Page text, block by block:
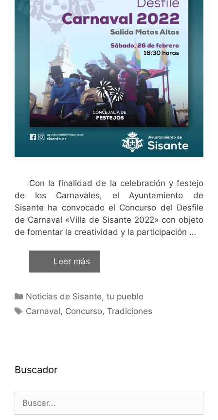
Con la finalidad de la celebración y festejo
de los Carnavales, el Ayuntamiento de
Sisante ha convocado el Concurso del Desfile
de Carnaval «Villa de Sisante 2022» con objeto
de fomentar la creatividad y la participación …
Leer más
Noticias de Sisante, tu pueblo
Carnaval, Concurso,Tradiciones
Buscador